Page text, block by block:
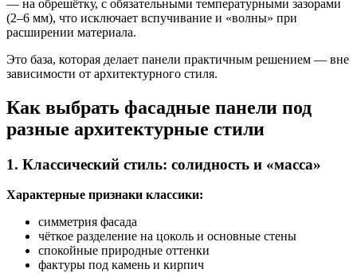
— на обрешётку, с обязательными температурными зазорами
(2–6 мм), что исключает вспучивание и «волны» при
расширении материала.
Это база, которая делает панели практичным решением — вне
зависимости от архитектурного стиля.
Как выбрать фасадные панели под
разные архитектурные стили
1. Классический стиль: солидность и «масса»
Характерные признаки классики:
симметрия фасада
чёткое разделение на цоколь и основные стены
спокойные природные оттенки
фактуры под камень и кирпич